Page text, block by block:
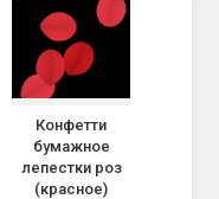
Конфетти
бумажное
лепестки роз
(красное)